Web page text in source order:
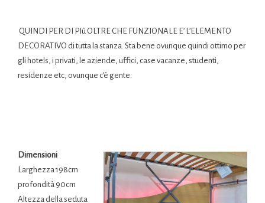
QUINDI PER DI PIù OLTRE CHE FUNZIONALE E’ L’ELEMENTO
DECORATIVO di tutta la stanza. Sta bene ovunque quindi ottimo per
gli hotels, i privati, le aziende, uffici, case vacanze, studenti,
residenze etc, ovunque c’è gente.
Dimensioni
Larghezza 198cm
profondità 90cm
Altezza della seduta